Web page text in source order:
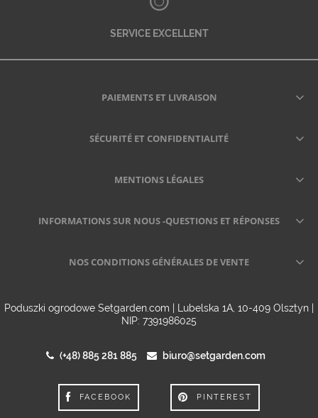
SERVICE EXCELLENT
PAIEMENTS ET LIVRAISON
SÉCURITÉ ET CONFIDENTIALITÉ
MENTIONS LÉGALES
INFORMATIONS SUR NOUS -QUESTIONS ET RÉPONSES
NOS CONDITIONS GÉNÉRALES DE VENTE
Poduszki ogrodowe Setgarden.com | Lubelska 1A, 10-409 Olsztyn |
NIP: 7391986025
(+48) 885 281 885 biuro@setgarden.com
FACEBOOK PINTEREST